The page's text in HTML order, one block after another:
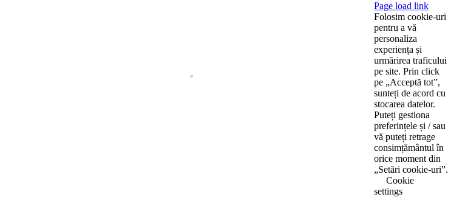
Page load link
Folosim cookie-uri
pentru a vă
personaliza
experiența și
urmărirea traficului
pe site. Prin click
pe „Acceptă tot”,
sunteți de acord cu
stocarea datelor.
Puteți gestiona
preferințele și / sau
vă puteți retrage
consimțământul în
orice moment din
„Setări cookie-uri”.
Cookie
settings